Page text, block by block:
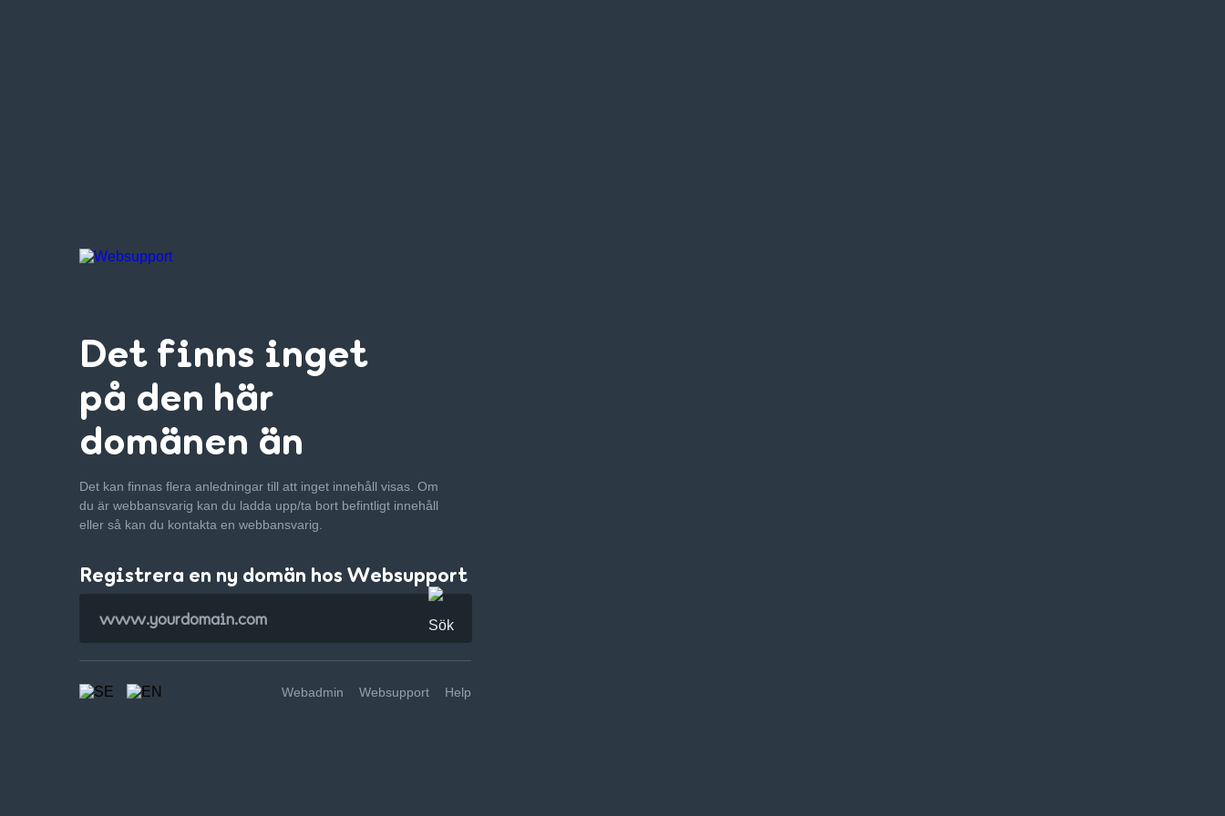
Det finns inget
på den här
domänen än
Det kan finnas flera anledningar till att inget innehåll visas. Om
du är webbansvarig kan du ladda upp/ta bort befintligt innehåll
eller så kan du kontakta en webbansvarig.
Registrera en ny domän hos Websupport
Webadmin Websupport Help